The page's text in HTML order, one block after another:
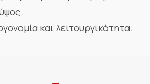
και λειτουργικότητα.